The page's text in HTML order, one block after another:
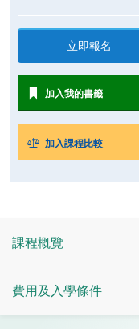
立即報名
加入我的書籤
加入課程比較
課程概覽
費用及入學條件